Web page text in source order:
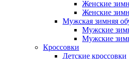
Женские
Женские
Мужская зимняя
Мужские
Мужские
Кроссовки
Детские кроссовки